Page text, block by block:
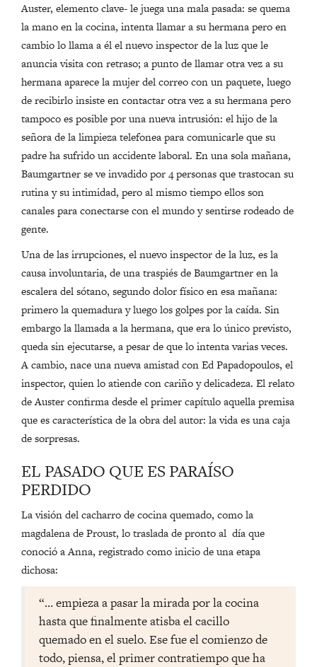
Auster, elemento clave- le juega una mala pasada: se quema
la mano en la cocina, intenta llamar a su hermana pero en
cambio lo llama a él el nuevo inspector de la luz que le
anuncia visita con retraso; a punto de llamar otra vez a su
hermana aparece la mujer del correo con un paquete, luego
de recibirlo insiste en contactar otra vez a su hermana pero
tampoco es posible por una nueva intrusión: el hijo de la
señora de la limpieza telefonea para comunicarle que su
padre ha sufrido un accidente laboral. En una sola mañana,
Baumgartner se ve invadido por 4 personas que trastocan su
rutina y su intimidad, pero al mismo tiempo ellos son
canales para conectarse con el mundo y sentirse rodeado de
gente.
Una de las irrupciones, el nuevo inspector de la luz, es la
causa involuntaria, de una traspiés de Baumgartner en la
escalera del sótano, segundo dolor físico en esa mañana:
primero la quemadura y luego los golpes por la caída. Sin
embargo la llamada a la hermana, que era lo único previsto,
queda sin ejecutarse, a pesar de que lo intenta varias veces.
A cambio, nace una nueva amistad con Ed Papadopoulos, el
inspector, quien lo atiende con cariño y delicadeza. El relato
de Auster confirma desde el primer capítulo aquella premisa
que es característica de la obra del autor: la vida es una caja
de sorpresas.
EL PASADO QUE ES PARAÍSO
PERDIDO
La visión del cacharro de cocina quemado, como la
magdalena de Proust, lo traslada de pronto al día que
conoció a Anna, registrado como inicio de una etapa
dichosa:
“… empieza a pasar la mirada por la cocina
hasta que finalmente atisba el cacillo
quemado en el suelo. Ese fue el comienzo de
todo, piensa, el primer contratiempo que ha